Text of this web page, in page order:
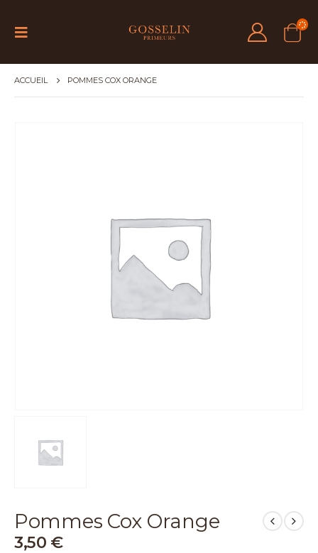
ACCUEIL POMMES COX ORANGE
Pommes Cox Orange
3,50 €